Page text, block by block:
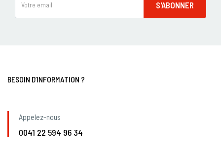
BESOIN D’INFORMATION ?
Appelez-nous
0041 22 594 96 34